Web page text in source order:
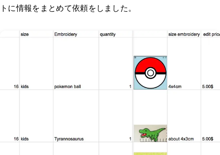
トに情報をまとめて依頼をしました。